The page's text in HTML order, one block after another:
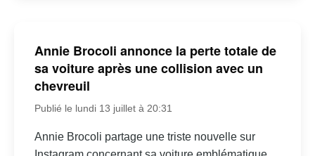
Annie Brocoli annonce la perte totale de
sa voiture après une collision avec un
chevreuil
Publié le lundi 13 juillet à 20:31
Annie Brocoli partage une triste nouvelle sur